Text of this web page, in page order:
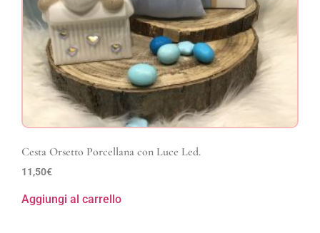
Cesta Orsetto Porcellana con Luce Led.
11,50€
Aggiungi al carrello